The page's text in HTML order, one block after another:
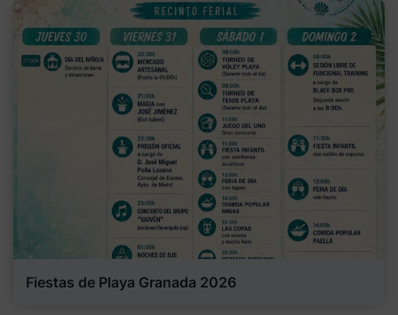
Fiestas de Playa Granada 2026